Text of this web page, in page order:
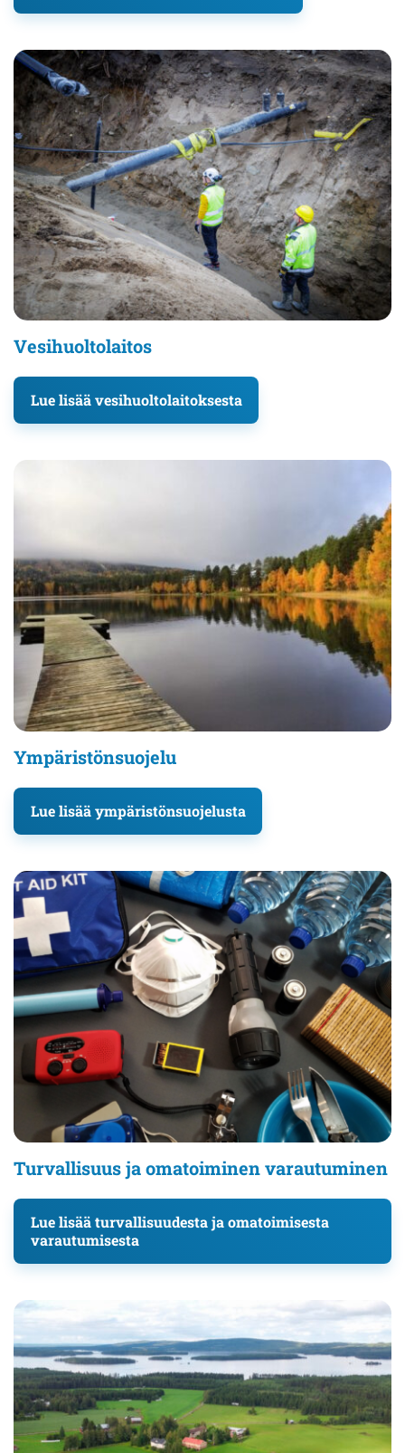
Vesihuoltolaitos
Lue lisää vesihuoltolaitoksesta
Ympäristönsuojelu
Lue lisää ympäristönsuojelusta
Turvallisuus ja omatoiminen varautuminen
Lue lisää turvallisuudesta ja omatoimisesta
varautumisesta